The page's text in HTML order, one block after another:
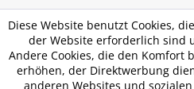
Diese Website benutzt Cookies,
der Website erforderlich sind
Andere Cookies, die den Komfort
erhöhen, der Direktwerbung
anderen Websites und